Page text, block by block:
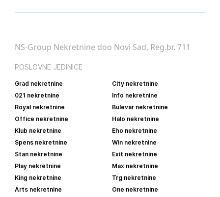
NS-Group Nekretnine doo Novi Sad, Reg.br. 711
POSLOVNE JEDINICE
Grad nekretnine
City nekretnine
021 nekretnine
Info nekretnine
Royal nekretnine
Bulevar nekretnine
Office nekretnine
Halo nekretnine
Klub nekretnine
Eho nekretnine
Spens nekretnine
Win nekretnine
Stan nekretnine
Exit nekretnine
Play nekretnine
Max nekretnine
King nekretnine
Trg nekretnine
Arts nekretnine
One nekretnine